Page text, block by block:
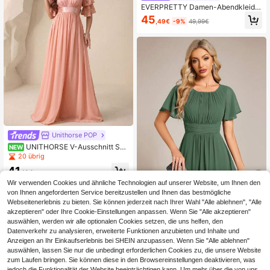
Unithorse POP
NEW UNITHORSE V-Ausschnitt Spit
ze Laternärmel Chiffon Maxikleid m
it ausgestelltem Saum
20 übrig
41,18€
EVERPRETTY Damen-Abendkleid i
n großen Größen, figurbetont, einfar
big, gerafft, mit V-Ausschnitt und Rü
ngfernkleid, Hochzeitskleid, Brautkl
eid für Frühling, Party und Herbst
45 ,49€ -9% 49,99€
23
#Sommerlich elegant
EU Warehouse Elegantes Damen-Bra
utjungfernkleid aus Chiffon in Grün
mit Rüschenärmeln für Frühling und
Herbst, formelles Kleid für Hochzeit
sgäste
64,49€
Wir verwenden Cookies und ähnliche Technologien auf unserer Website, um Ihnen den
von Ihnen angeforderten Service bereitzustellen und Ihnen das bestmögliche
Webseitenerlebnis zu bieten. Sie können jederzeit nach Ihrer Wahl "Alle ablehnen", "Alle
akzeptieren" oder Ihre Cookie-Einstellungen anpassen. Wenn Sie "Alle akzeptieren"
auswählen, werden wir alle optionalen Cookies setzen, die uns helfen, den
Datenverkehr zu analysieren, erweiterte Funktionen anzubieten und Inhalte und
Anzeigen an Ihr Einkaufserlebnis bei SHEIN anzupassen. Wenn Sie "Alle ablehnen"
auswählen, lassen Sie nur die unbedingt erforderlichen Cookies zu, die unsere Website
zum Laufen bringen. Sie können diese in den Browsereinstellungen deaktivieren, was